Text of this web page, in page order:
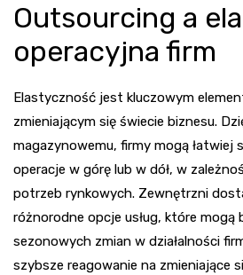
Outsourcing a
operacyjna firm
Elastyczność jest kluczowym
zmieniającym się świecie biznesu.
magazynowemu, firmy mogą łatwiej
operacje w górę lub w dół, w
potrzeb rynkowych. Zewnętrzni
różnorodne opcje usług, które
sezonowych zmian w działalności
szybsze reagowanie na zmieniające